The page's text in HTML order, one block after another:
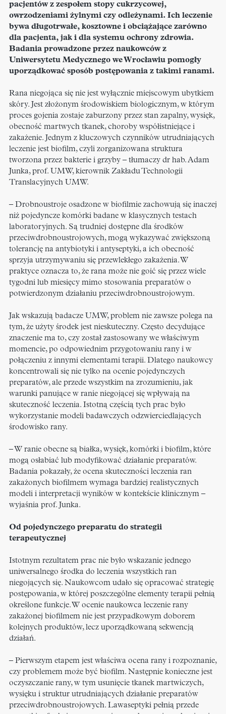
pacjentów z zespołem stopy cukrzycowej,
owrzodzeniami żylnymi czy odleżynami. Ich leczenie
bywa długotrwałe, kosztowne i obciążające zarówno
dla pacjenta, jak i dla systemu ochrony zdrowia.
Badania prowadzone przez naukowców z
Uniwersytetu Medycznego we Wrocławiu pomogły
uporządkować sposób postępowania z takimi ranami.
Rana niegojąca się nie jest wyłącznie miejscowym ubytkiem
skóry. Jest złożonym środowiskiem biologicznym, w którym
proces gojenia zostaje zaburzony przez stan zapalny, wysięk,
obecność martwych tkanek, choroby współistniejące i
zakażenie. Jednym z kluczowych czynników utrudniających
leczenie jest biofilm, czyli zorganizowana struktura
tworzona przez bakterie i grzyby – tłumaczy dr hab. Adam
Junka, prof. UMW, kierownik Zakładu Technologii
Translacyjnych UMW.
– Drobnoustroje osadzone w biofilmie zachowują się inaczej
niż pojedyncze komórki badane w klasycznych testach
laboratoryjnych. Są trudniej dostępne dla środków
przeciwdrobnoustrojowych, mogą wykazywać zwiększoną
tolerancję na antybiotyki i antyseptyki, a ich obecność
sprzyja utrzymywaniu się przewlekłego zakażenia. W
praktyce oznacza to, że rana może nie goić się przez wiele
tygodni lub miesięcy mimo stosowania preparatów o
potwierdzonym działaniu przeciwdrobnoustrojowym.
Jak wskazują badacze UMW, problem nie zawsze polega na
tym, że użyty środek jest nieskuteczny. Często decydujące
znaczenie ma to, czy został zastosowany we właściwym
momencie, po odpowiednim przygotowaniu rany i w
połączeniu z innymi elementami terapii. Dlatego naukowcy
koncentrowali się nie tylko na ocenie pojedynczych
preparatów, ale przede wszystkim na zrozumieniu, jak
warunki panujące w ranie niegojącej się wpływają na
skuteczność leczenia. Istotną częścią tych prac było
wykorzystanie modeli badawczych odzwierciedlających
środowisko rany.
– W ranie obecne są białka, wysięk, komórki i biofilm, które
mogą osłabiać lub modyfikować działanie preparatów.
Badania pokazały, że ocena skuteczności leczenia ran
zakażonych biofilmem wymaga bardziej realistycznych
modeli i interpretacji wyników w kontekście klinicznym –
wyjaśnia prof. Junka.
Od pojedynczego preparatu do strategii
terapeutycznej
Istotnym rezultatem prac nie było wskazanie jednego
uniwersalnego środka do leczenia wszystkich ran
niegojących się. Naukowcom udało się opracować strategię
postępowania, w której poszczególne elementy terapii pełnią
określone funkcje. W ocenie naukowca leczenie rany
zakażonej biofilmem nie jest przypadkowym doborem
kolejnych produktów, lecz uporządkowaną sekwencją
działań.
– Pierwszym etapem jest właściwa ocena rany i rozpoznanie,
czy problemem może być biofilm. Następnie konieczne jest
oczyszczanie rany, w tym usunięcie tkanek martwiczych,
wysięku i struktur utrudniających działanie preparatów
przeciwdrobnoustrojowych. Lawaseptyki pełnią przede